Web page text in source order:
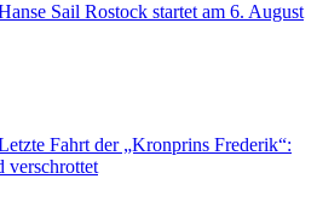
Sail Rostock startet am 6. August
Fahrt der „Kronprins Frederik“:
verschrottet